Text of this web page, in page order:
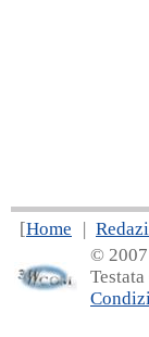
[Home |
©